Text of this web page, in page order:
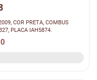
COR PRETA, COMBUS
PLACA IAH5874.